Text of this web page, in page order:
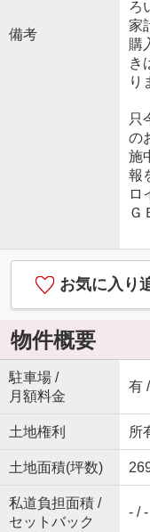
備考
ろ
家
購
き
り
只
の
施
報
ロ
Ｇ
お気に入り
物件概要
駐車場 /
月額料金
有
土地権利 所
土地面積(坪数)
私道負担面積 /
セットバック
- / -